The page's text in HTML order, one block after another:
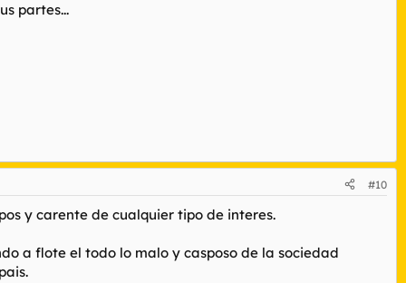
partes...
#10
y carente de cualquier tipo de interes.
a flote el todo lo malo y casposo de la sociedad